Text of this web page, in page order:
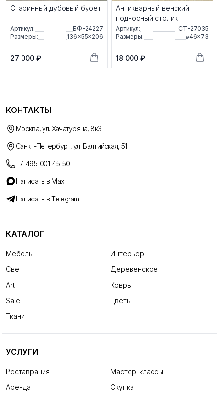
Старинный дубовый буфет
Артикул:
БФ-24227
Размеры:
136×55×206
27 000 ₽
Антикварный венский
подносный столик
Артикул:
СТ-27035
Размеры:
⌀46×73
18 000 ₽
КОНТАКТЫ
Москва, ул. Хачатуряна, 8к3
Санкт-Петербург, ул. Балтийская, 51
+7-495-001-45-50
Написать в Max
Написать в Telegram
КАТАЛОГ
Мебель
Интерьер
Свет
Деревенское
Art
Ковры
Sale
Цветы
Ткани
УСЛУГИ
Реставрация
Мастер-классы
Аренда
Скупка